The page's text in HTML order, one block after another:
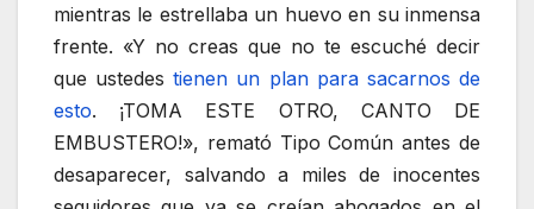
mientras le estrellaba un huevo en su inmensa
frente. «Y no creas que no te escuché decir
que ustedestienen un plan para sacarnos de
esto. ¡TOMA ESTE OTRO, CANTO DE
EMBUSTERO!», remató Tipo Común antes de
desaparecer, salvando a miles de inocentes